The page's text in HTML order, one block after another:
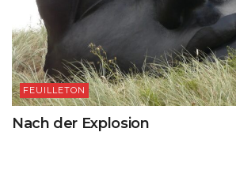
FEUILLETON
Nach der Explosion